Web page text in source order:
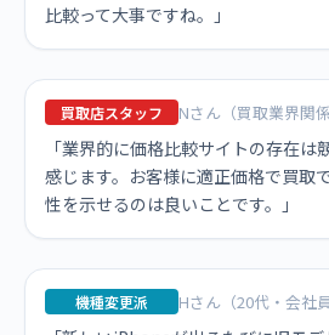
比較って大事ですね。」
買取店スタッフ Nさん（買取業界関係
「業界的に価格比較サイトの存在は
感じます。お客様に適正価格で買取
性を示せるのは良いことです。」
機種変更派 Hさん（20代・会社員